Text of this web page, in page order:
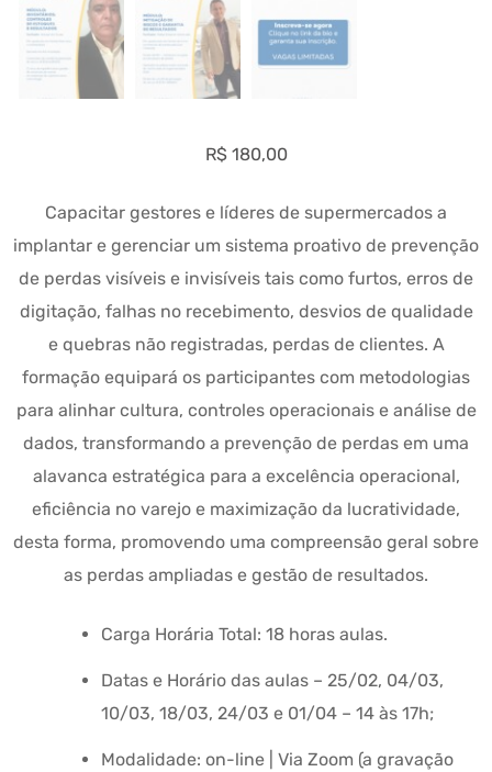
R$180,00
Capacitar gestores e líderes de supermercados a
implantar e gerenciar um sistema proativo de prevenção
de perdas visíveis e invisíveis tais como furtos, erros de
digitação, falhas no recebimento, desvios de qualidade
e quebras não registradas, perdas de clientes. A
formação equipará os participantes com metodologias
para alinhar cultura, controles operacionais e análise de
dados, transformando a prevenção de perdas em uma
alavanca estratégica para a excelência operacional,
eficiência no varejo e maximização da lucratividade,
desta forma, promovendo uma compreensão geral sobre
as perdas ampliadas e gestão de resultados.
Carga Horária Total: 18 horas aulas.
Datas e Horário das aulas – 25/02, 04/03,
10/03, 18/03, 24/03 e 01/04 – 14 às 17h;
Modalidade: on-line | Via Zoom (a gravação